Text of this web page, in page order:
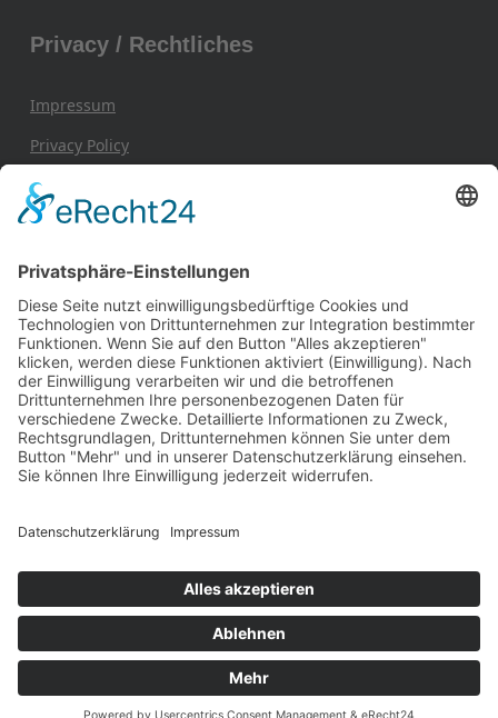
Privacy / Rechtliches
Impressum
Privacy Policy
General Terms and Conditions / AGB
Contact / Kontakt
Frank Hohmann
Daniela Szczepanski
Iris Weissschuh
info [at] outdoor-galerie.com
All Images © 2026 www.outdoor-galerie.com - Outdoor-
Galerie